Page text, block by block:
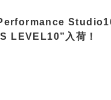
LEVEL10”入荷！